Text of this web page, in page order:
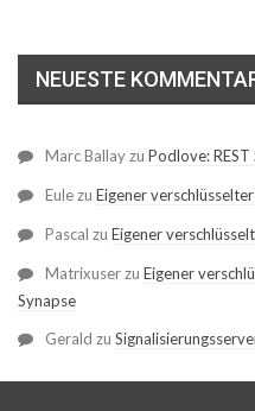
NEUESTE
Marc Ballayzu Podlove:
Eulezu Eigener
Pascal zu Eigener
Matrixuserzu Eigener
Synapse
Gerald zu